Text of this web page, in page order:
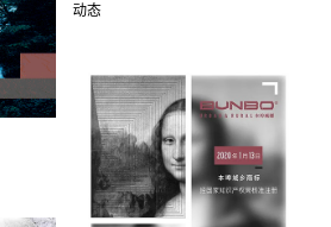
动态